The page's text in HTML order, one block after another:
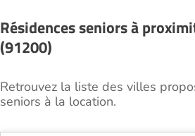
Résidences seniors à
(91200)
Retrouvez la liste des villes
seniors à la location.